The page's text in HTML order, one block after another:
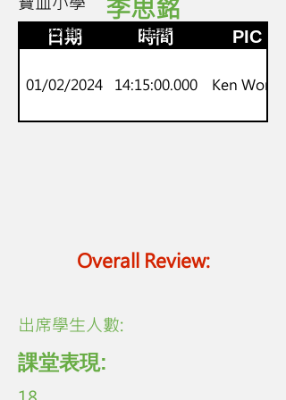
李思銘
日期 時間 PIC
01/02/2024 14:15:00.000 Ken Wong
Overall Review:
流動校園電視台拍攝製作特訓
​出席學生人數:
課堂表現: